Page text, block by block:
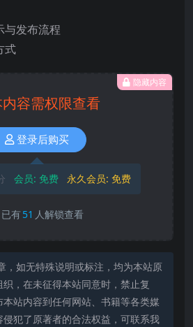
与发布流程
式
隐藏内容
容需权限查看
登录后购买
会员: 免费 永久会员: 免费
已有51 人解锁查看
，如无特殊说明或标注，均为本站原
，在未征得本站同意时，禁止复
站内容到任何网站、书籍等各类媒
犯了原著者的合法权益，可联系我